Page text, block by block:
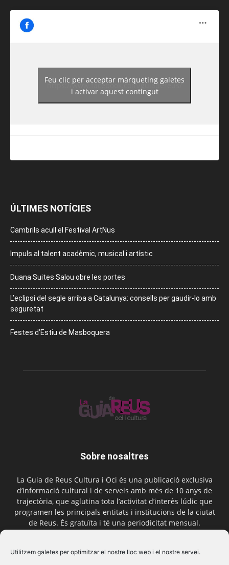
Utilitzem galetes per optimitzar el nostre lloc web i el nostre servei.
https://www.facebook.com/guiadereus/
Feu clic per acceptar màrqueting galetes
i activar aquest contingut
ÚLTIMES NOTÍCIES
Cambrils acull el Festival ArtNus
Impuls al talent acadèmic, musical i artístic
Duana Suites Salou obre les portes
L’eclipsi del segle arriba a Catalunya: consells per gaudir-lo amb
seguretat
Festes d’Estiu de Masboquera
Sobre nosaltres
La Guia de Reus Cultura i Oci és una publicació exclusiva
d’informació cultural i de serveis amb més de 10 anys de
trajectòria, que aglutina tota l’activitat d’interès lúdic que
programen les principals entitats i institucions de la ciutat
de Reus. És gratuïta i té una periodicitat mensual.